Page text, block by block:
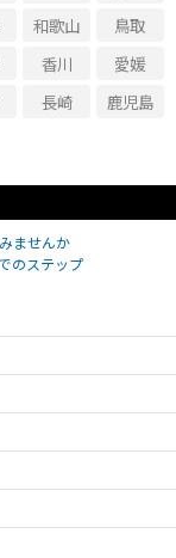
和歌山
鳥取
香川
愛媛
長崎
鹿児島